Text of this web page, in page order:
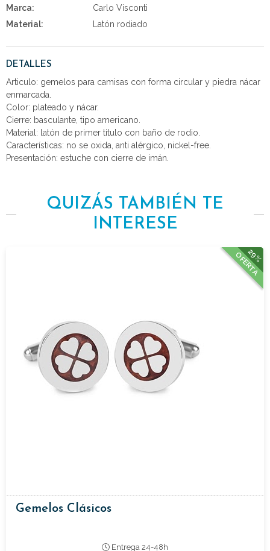
Marca:
Carlo Visconti
Material:
Latón rodiado
DETALLES
Articulo: gemelos para camisas con forma circular y piedra nácar
enmarcada.
Color: plateado y nácar.
Cierre: basculante, tipo americano.
Material: latón de primer titulo con baño de rodio.
Características: no se oxida, anti alérgico, nickel-free.
Presentación: estuche con cierre de imán.
QUIZÁS TAMBIÉN TE
INTERESE
29%
OFERTA
Gemelos Clásicos
Entrega 24-48h